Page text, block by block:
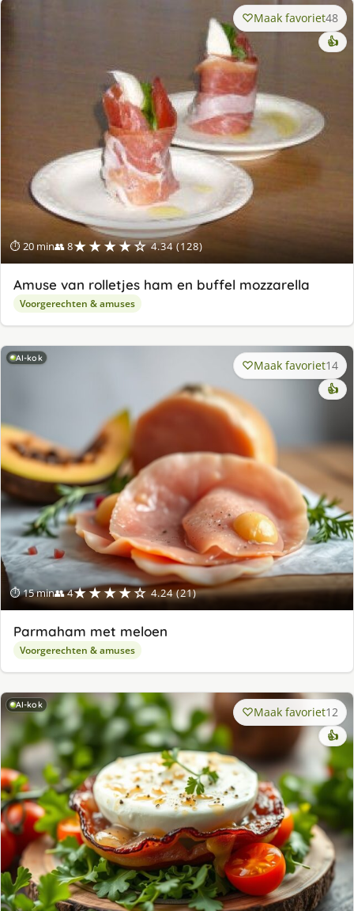
⏱ 20 min👥 8★★★★☆ 4.34 (128)
Maak favoriet48
👍
Amuse van rolletjes ham en buffel mozzarella
Voorgerechten & amuses
AI-kok
⏱ 15 min👥 4★★★★☆ 4.24 (21)
Maak favoriet14
👍
Parmaham met meloen
Voorgerechten & amuses
AI-kok Maak favoriet12
👍